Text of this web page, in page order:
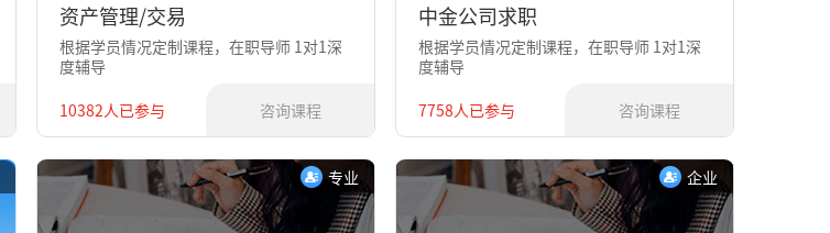
资产管理/交易
根据学员情况定制课程，在职导师 1对1深
度辅导
10382人已参与
咨询课程
中金公司求职
根据学员情况定制课程，在职导师 1对1深
度辅导
7758人已参与
咨询课程
专业 企业